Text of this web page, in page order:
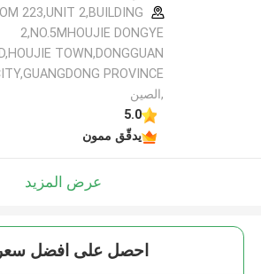
223,UNIT 2,BUILDING
2,NO.5MHOUJIE DONGYE
TOWN,DONGGUAN
,الصين
5.0
يدقّق ممون
عرض المزيد
احصل على افضل